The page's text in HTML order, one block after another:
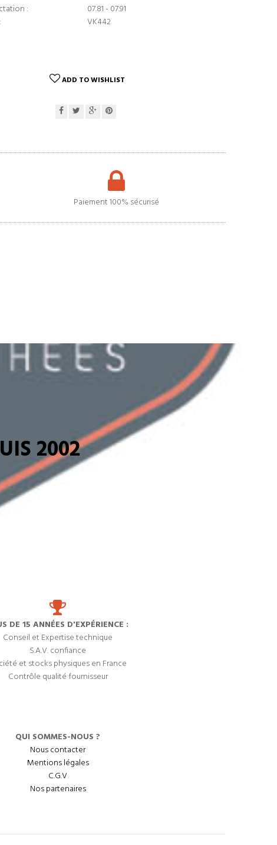
:
07.81 - 07.91
VK442
ADD TO WISHLIST
Paiement 100% sécurisé
2002
DE 15 ANNÉES D'EXPÉRIENCE :
Conseil et Expertise technique
S.A.V. confiance
et stocks physiques en France
Contrôle qualité fournisseur
QUI SOMMES-NOUS ?
Nous contacter
Mentions légales
C.G.V
Nos partenaires